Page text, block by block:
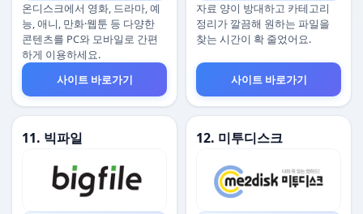
온디스크에서 영화, 드라마, 예
능, 애니, 만화·웹툰 등 다양한
콘텐츠를 PC와 모바일로 간편
하게 이용하세요.
사이트 바로가기
자료 양이 방대하고 카테고리
정리가 깔끔해 원하는 파일을
찾는 시간이 확 줄었어요.
사이트 바로가기
11. 빅파일 12. 미투디스크